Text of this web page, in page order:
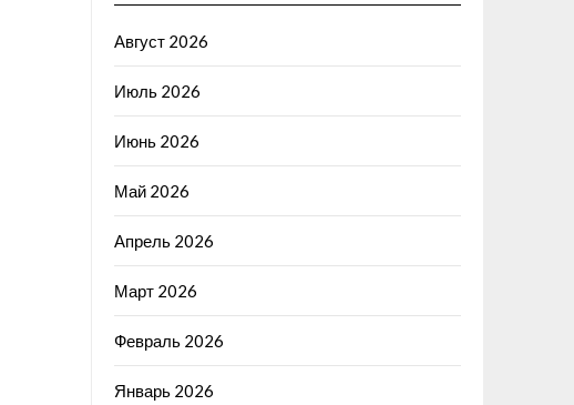
Август 2026
Июль 2026
Июнь 2026
Май 2026
Апрель 2026
Март 2026
Февраль 2026
Январь 2026